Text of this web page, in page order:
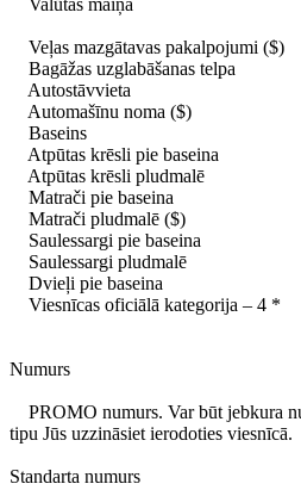
Valūtas maiņa
Veļas mazgātavas pakalpojumi ($)
Bagāžas uzglabāšanas telpa
Autostāvvieta
Automašīnu noma ($)
Baseins
Atpūtas krēsli pie baseina
Atpūtas krēsli pludmalē
Matrači pie baseina
Matrači pludmalē ($)
Saulessargi pie baseina
Saulessargi pludmalē
Dvieļi pie baseina
Viesnīcas oficiālā kategorija – 4 *
Numurs
PROMO numurs. Var būt jebkura
tipu Jūs uzzināsiet ierodoties viesnīcā.
Standarta numurs